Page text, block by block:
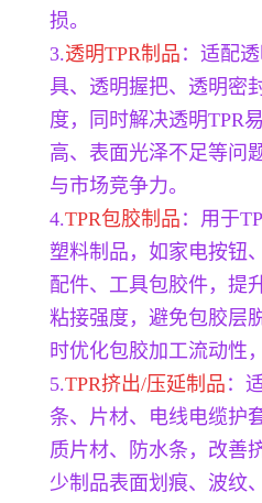
损。
3.透明TPR制品 ：适配
具、透明握把、透明密
度，同时解决透明TPR
高、表面光泽不足等问
与市场竞争力。
4.TPR包胶制品 ：用于
塑料制品，如家电按钮
配件、工具包胶件，提
粘接强度，避免包胶层
时优化包胶加工流动性
5.TPR挤出/压延制品 ：
条、片材、电线电缆护
质片材、防水条，改善
少制品表面划痕、波纹